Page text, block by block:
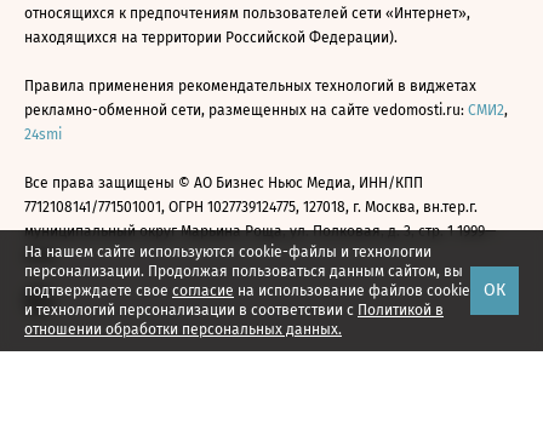
На нашем сайте используются cookie-файлы и технологии
персонализации. Продолжая пользоваться данным сайтом, вы
подтверждаете свое согласие на использование файлов cookie
и технологий персонализации в соответствии с Политикой в
отношении обработки персональных данных.
ОК
относящихся к предпочтениям пользователей сети «Интернет»,
находящихся на территории Российской Федерации).
Правила применения рекомендательных технологий в виджетах
рекламно-обменной сети, размещенных на сайте vedomosti.ru: СМИ2,
24smi
Все права защищены © АО Бизнес Ньюс Медиа, ИНН/КПП
7712108141/771501001, ОГРН 1027739124775, 127018, г. Москва, вн.тер.г.
муниципальный округ Марьина Роща, ул. Полковая, д. 3, стр. 1 1999—
2026